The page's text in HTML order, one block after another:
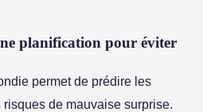
planification pour éviter
permet de prédire les
de mauvaise surprise.